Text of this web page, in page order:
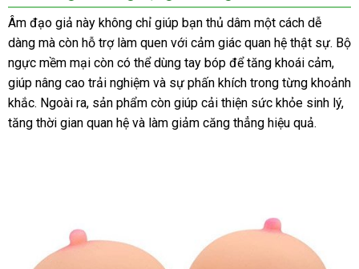
giả
2
trong
1
Titty
CHISA
silicon
Âm đạo giả này không chỉ giúp bạn thủ dâm một cách dễ
dàng mà còn hỗ trợ làm quen với cảm giác quan hệ thật sự. Bộ
ngực mềm mại còn có thể dùng tay bóp để tăng khoái cảm,
giúp nâng cao trải nghiệm và sự phấn khích trong từng khoảnh
khắc. Ngoài ra, sản phẩm còn giúp cải thiện sức khỏe sinh lý,
tăng thời gian quan hệ và làm giảm căng thẳng hiệu quả.